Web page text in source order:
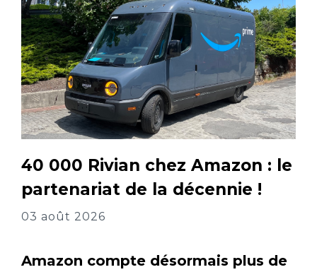
40 000 Rivian chez Amazon : le
partenariat de la décennie !
03 août 2026
Amazon compte désormais plus de